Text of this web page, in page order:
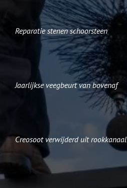
Reparatie stenen schoorsteen
Jaarlijkse veegbeurt van bovenaf
Creosoot verwijderd uit rookkanaal